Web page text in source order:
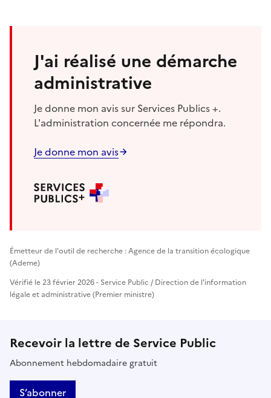
J'ai réalisé une démarche
administrative
Je donne mon avis sur Services Publics +.
L'administration concernée me répondra.
Je donne mon avis
Émetteur de l'outil de recherche : Agence de la transition écologique
(Ademe)
Vérifié le 23 février 2026 - Service Public / Direction de l'information
légale et administrative (Premier ministre)
Recevoir la lettre de Service Public
Abonnement hebdomadaire gratuit
S’abonner